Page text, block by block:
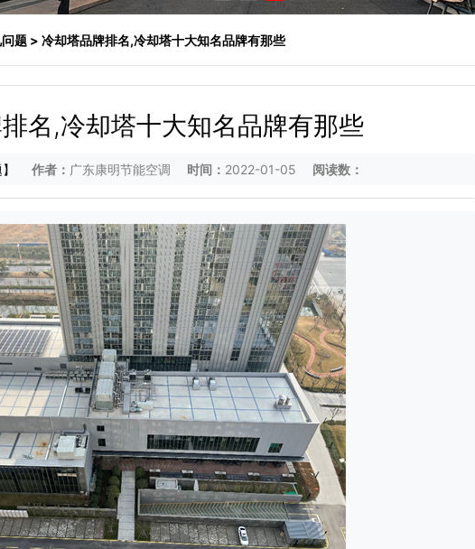
题 > 冷却塔品牌排名,冷却塔十大知名品牌有那些
名,冷却塔十大知名品牌有那些
作者： 广东康明节能空调 时间： 2022-01-05 阅读数：